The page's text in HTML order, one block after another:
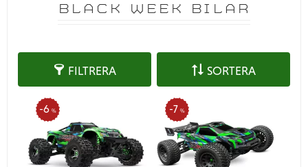
BLACK WEEK BILAR
FILTRERA SORTERA
6 % 7 %